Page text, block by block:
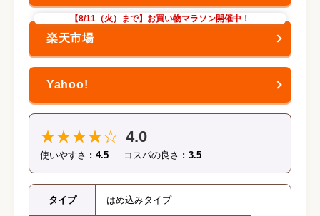
【8/11（火）まで】お買い物マラソン開催中！
★★★★☆ 4.0
使いやすさ 4.5 コスパの良さ 3.5
タイプ はめ込みタイプ